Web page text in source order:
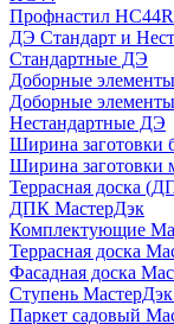
Профнастил НС44R
ДЭ Стандарт и
Стандартные ДЭ
Доборные
Доборные
Нестандартные ДЭ
Ширина заготовки
Ширина заготовки
Террасная доска
ДПК МастерДэк
Комплектующие
Террасная доска
Фасадная доска
Ступень
Паркет садовый